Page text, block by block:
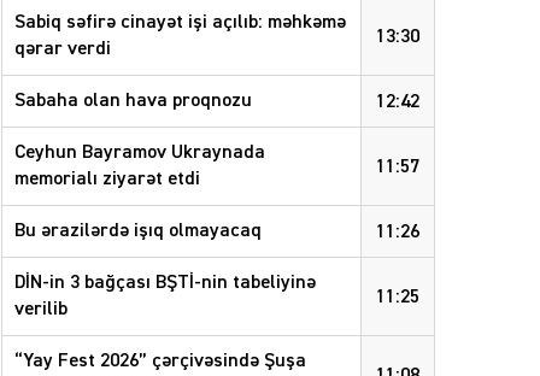
13:30
Sabiq səfirə cinayət işi açılıb: məhkəmə
qərar verdi
12:42
Sabaha olan hava proqnozu
11:57
Ceyhun Bayramov Ukraynada
memorialı ziyarət etdi
11:26
Bu ərazilərdə işıq olmayacaq
11:25
DİN-in 3 bağçası BŞTİ-nin tabeliyinə
verilib
“Yay Fest 2026” çərçivəsində Şuşa